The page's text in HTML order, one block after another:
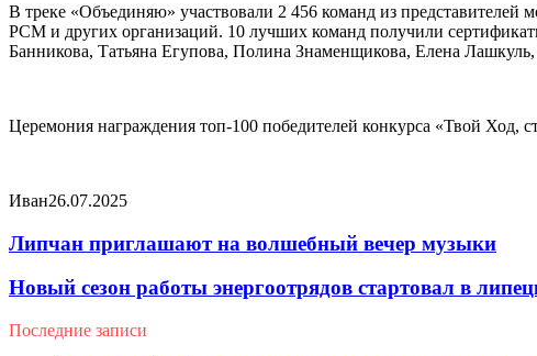
В треке «Объединяю» участвовали 2 456 команд из
РСМ и других организаций. 10 лучших команд получили
Банникова, Татьяна Егупова, Полина Знаменщикова, Елена
Церемония награждения топ-100 победителей конкурса «Твой Ход,
Иван26.07.2025
Липчан приглашают на волшебный вечер музыки
Новый сезон работы энергоотрядов стартовал в
Последние записи